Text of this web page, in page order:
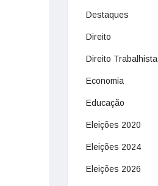
Destaques
Direito
Direito Trabalhista
Economia
Educação
Eleições 2020
Eleições 2024
Eleições 2026